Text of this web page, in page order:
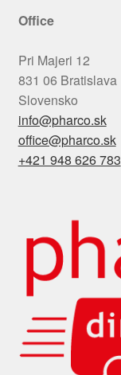
Office
Pri Majeri 12
831 06 Bratislava
Slovensko
info@pharco.sk
office@pharco.sk
+421 948 626 783